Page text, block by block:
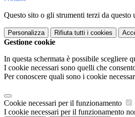
Questo sito o gli strumenti terzi da
Personalizza Rifiuta tutti i cookies
Gestione cookie
In questa schermata è possibile scegliere
I cookie necessari sono quelli che
Per conoscere quali sono i cookie
Cookie necessari per il funzionamento
I cookie necessari per il funzionamento